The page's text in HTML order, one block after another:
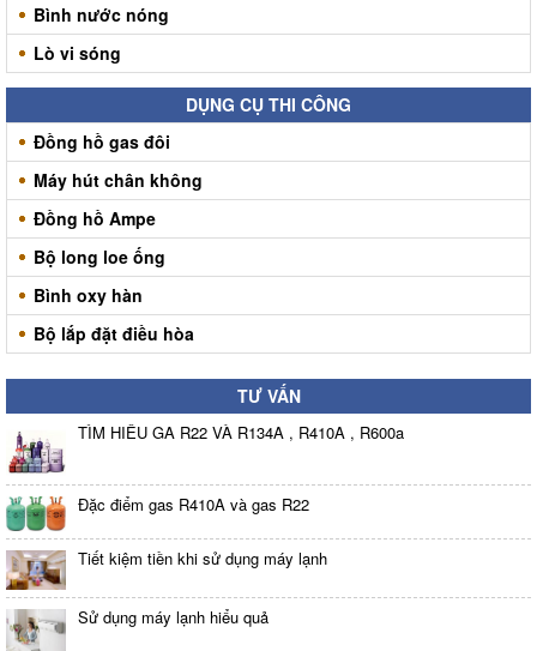
Bình nước nóng
Lò vi sóng
DỤNG CỤ THI CÔNG
Đồng hồ gas đôi
Máy hút chân không
Đồng hồ Ampe
Bộ long loe ống
Bình oxy hàn
Bộ lắp đặt điều hòa
TƯ VẤN
TÌM HIỂU GA R22 VÀ R134A , R410A , R600a
Đặc điểm gas R410A và gas R22
Tiết kiệm tiền khi sử dụng máy lạnh
Sử dụng máy lạnh hiểu quả